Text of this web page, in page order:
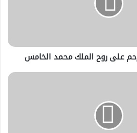
على روح الملك محمد الخامس